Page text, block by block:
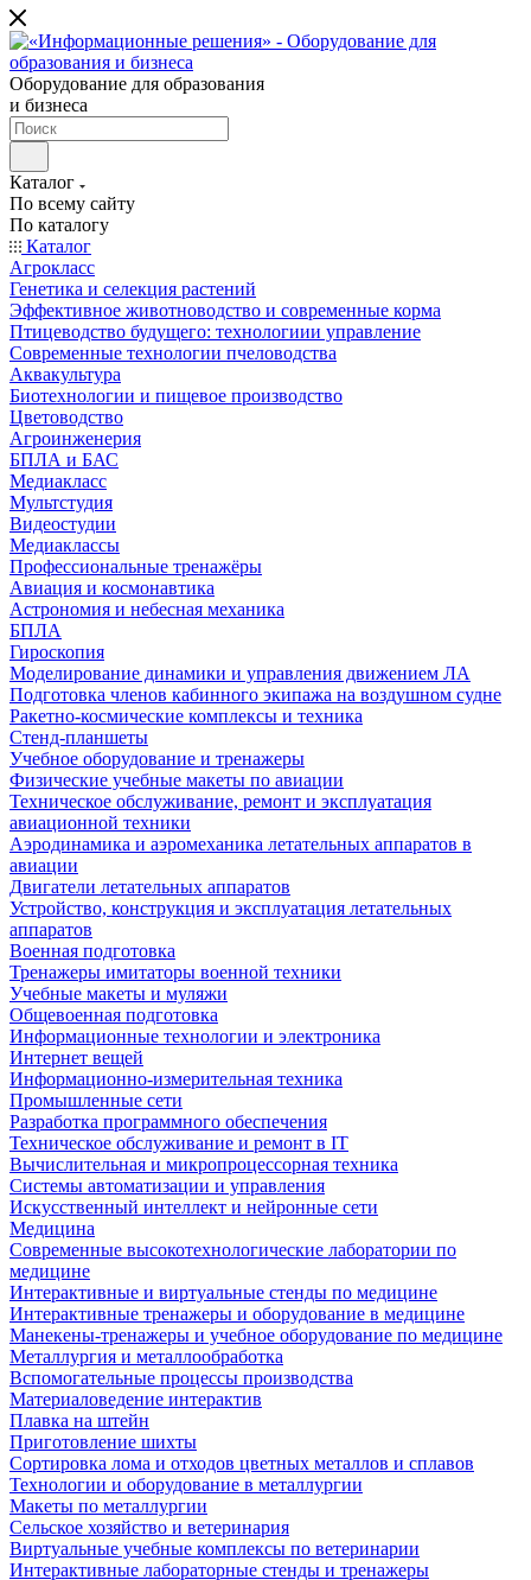
Оборудование для образования
и бизнеса
Каталог
По всему сайту
По каталогу
Каталог
Агрокласс
Генетика и селекция растений
Эффективное животноводство и современные корма
Птицеводство будущего: технологиии управление
Современные технологии пчеловодства
Аквакультура
Биотехнологии и пищевое производство
Цветоводство
Агроинженерия
БПЛА и БАС
Медиакласс
Мультстудия
Видеостудии
Медиаклассы
Профессиональные тренажёры
Авиация и космонавтика
Астрономия и небесная механика
БПЛА
Гироскопия
Моделирование динамики и управления движением ЛА
Подготовка членов кабинного экипажа на воздушном судне
Ракетно-космические комплексы и техника
Стенд-планшеты
Учебное оборудование и тренажеры
Физические учебные макеты по авиации
Техническое обслуживание, ремонт и эксплуатация
авиационной техники
Аэродинамика и аэромеханика летательных аппаратов в
авиации
Двигатели летательных аппаратов
Устройство, конструкция и эксплуатация летательных
аппаратов
Военная подготовка
Тренажеры имитаторы военной техники
Учебные макеты и муляжи
Общевоенная подготовка
Информационные технологии и электроника
Интернет вещей
Информационно-измерительная техника
Промышленные сети
Разработка программного обеспечения
Техническое обслуживание и ремонт в IT
Вычислительная и микропроцессорная техника
Системы автоматизации и управления
Искусственный интеллект и нейронные сети
Медицина
Современные высокотехнологические лаборатории по
медицине
Интерактивные и виртуальные стенды по медицине
Интерактивные тренажеры и оборудование в медицине
Манекены-тренажеры и учебное оборудование по медицине
Металлургия и металлообработка
Вспомогательные процессы производства
Материаловедение интерактив
Плавка на штейн
Приготовление шихты
Сортировка лома и отходов цветных металлов и сплавов
Технологии и оборудование в металлургии
Макеты по металлургии
Сельское хозяйство и ветеринария
Виртуальные учебные комплексы по ветеринарии
Интерактивные лабораторные стенды и тренажеры